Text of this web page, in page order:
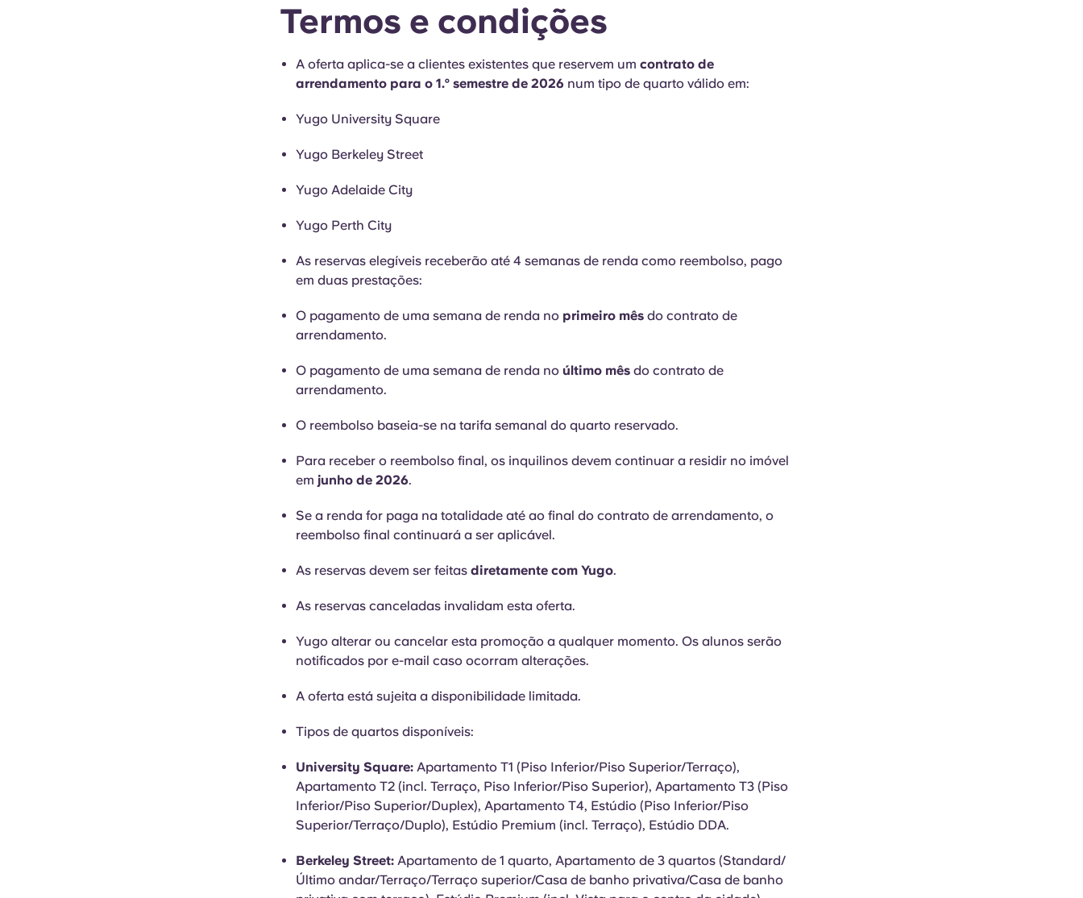
Termos e condições
A oferta aplica-se a clientes existentes que reservem um contrato de
arrendamento para o 1.º semestre de 2026 num tipo de quarto válido em:
Yugo University Square
Yugo Berkeley Street
Yugo Adelaide City
Yugo Perth City
As reservas elegíveis receberão até 4 semanas de renda como reembolso, pago
em duas prestações:
O pagamento de uma semana de renda no primeiro mês do contrato de
arrendamento.
O pagamento de uma semana de renda no último mês do contrato de
arrendamento.
O reembolso baseia-se na tarifa semanal do quarto reservado.
Para receber o reembolso final, os inquilinos devem continuar a residir no imóvel
em junho de 2026.
Se a renda for paga na totalidade até ao final do contrato de arrendamento, o
reembolso final continuará a ser aplicável.
As reservas devem ser feitas diretamente com Yugo.
As reservas canceladas invalidam esta oferta.
Yugo alterar ou cancelar esta promoção a qualquer momento. Os alunos serão
notificados por e-mail caso ocorram alterações.
A oferta está sujeita a disponibilidade limitada.
Tipos de quartos disponíveis:
University Square: Apartamento T1 (Piso Inferior/Piso Superior/Terraço),
Apartamento T2 (incl. Terraço, Piso Inferior/Piso Superior), Apartamento T3 (Piso
Inferior/Piso Superior/Duplex), Apartamento T4, Estúdio (Piso Inferior/Piso
Superior/Terraço/Duplo), Estúdio Premium (incl. Terraço), Estúdio DDA.
Berkeley Street: Apartamento de 1 quarto, Apartamento de 3 quartos (Standard/
Último andar/Terraço/Terraço superior/Casa de banho privativa/Casa de banho